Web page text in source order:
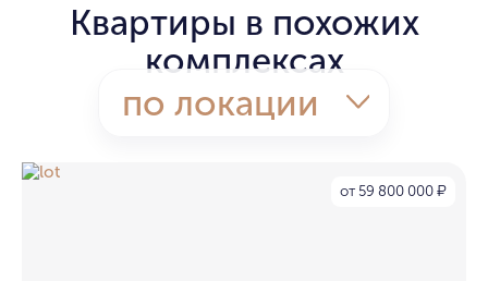
Квартиры в похожих
комплексах
по локации
от 59 800 000 ₽